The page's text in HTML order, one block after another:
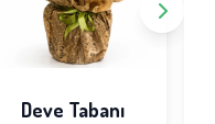
Deve Tabanı